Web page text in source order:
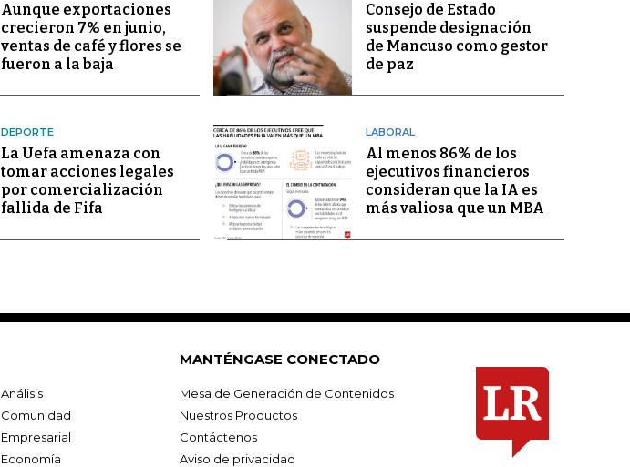
Aunque exportaciones
crecieron 7% en junio,
ventas de café y flores se
fueron a la baja
Consejo de Estado
suspende designación
de Mancuso como gestor
de paz
DEPORTE
La Uefa amenaza con
tomar acciones legales
por comercialización
fallida de Fifa
LABORAL
Al menos 86% de los
ejecutivos financieros
consideran que la IA es
más valiosa que un MBA
Análisis
Comunidad
Empresarial
Economía
MANTÉNGASE CONECTADO
Mesa de Generación de Contenidos
Nuestros Productos
Contáctenos
Aviso de privacidad